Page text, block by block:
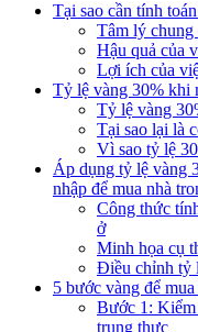
Tại sao cần tính
Tâm lý chung
Hậu quả của
Lợi ích của
Tỷ lệ vàng 30% khi
Tỷ lệ vàng
Tại sao lại là
Vì sao tỷ lệ
Áp dụng tỷ lệ vàng
nhập để mua nhà
Công thức
ở
Minh họa cụ
Điều chỉnh tỷ
5 bước vàng để
Bước 1: Kiểm
trung thực